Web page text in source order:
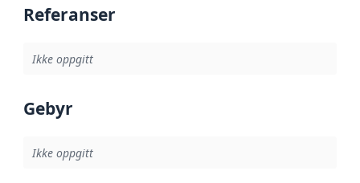
Referanser
Ikke oppgitt
Gebyr
Ikke oppgitt